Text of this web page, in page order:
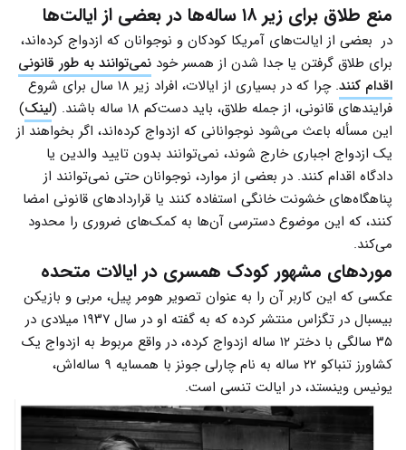
منع طلاق برای زیر ۱۸ ساله‌ها در بعضی از ایالت‌ها
در بعضی از ایالت‌های آمریکا کودکان و نوجوانان که ازدواج کرده‌اند،
برای طلاق گرفتن یا جدا شدن از همسر خود نمی‌توانند به طور قانونی
اقدام کنند
. چرا که در بسیاری از ایالات، افراد زیر ۱۸ سال برای شروع
فرایندهای قانونی، از جمله طلاق، باید دست‌کم ۱۸ ساله باشند. (
لینک)
این مسأله باعث می‌شود نوجوانانی که ازدواج کرده‌اند، اگر بخواهند از
یک ازدواج اجباری خارج شوند، نمی‌توانند بدون تایید والدین یا
دادگاه اقدام کنند. در بعضی از موارد، نوجوانان حتی نمی‌توانند از
پناهگاه‌های خشونت خانگی استفاده کنند یا قراردادهای قانونی امضا
کنند، که این موضوع دسترسی آن‌ها به کمک‌های ضروری را محدود
می‌کند.
مورد‌های مشهور کودک همسری در ایالات متحده
عکسی که این کاربر آن را به عنوان تصویر هومر پیل، مربی و بازیکن
بیسبال در تگزاس منتشر کرده که به گفته او در سال ۱۹۳۷ میلادی در
۳۵ سالگی با دختر ۱۲ ساله ازدواج کرده، در واقع مربوط به ازدواج یک
کشاورز تنباکو ۲۲ ساله به نام چارلی جونز با همسایه ۹ ساله‌اش،
یونیس وینستد، در ایالت تنسی است.